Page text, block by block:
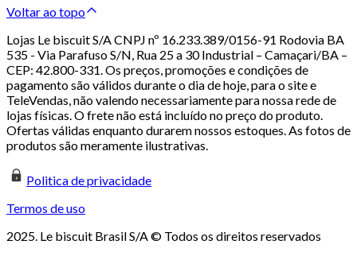
Voltar ao topo
Lojas Le biscuit S/A CNPJ nº 16.233.389/0156-91 Rodovia BA
535 - Via Parafuso S/N, Rua 25 a 30 Industrial – Camaçari/BA –
CEP: 42.800-331. Os preços, promoções e condições de
pagamento são válidos durante o dia de hoje, para o site e
TeleVendas, não valendo necessariamente para nossa rede de
lojas físicas. O frete não está incluído no preço do produto.
Ofertas válidas enquanto durarem nossos estoques. As fotos de
produtos são meramente ilustrativas.
Politica de privacidade
Termos de uso
2025. Le biscuit Brasil S/A © Todos os direitos reservados